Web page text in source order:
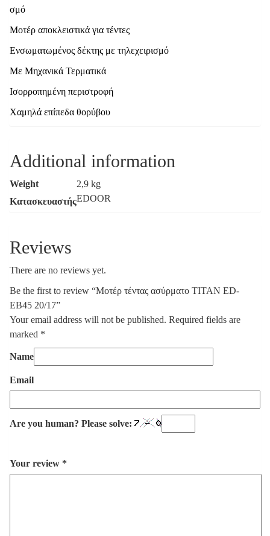
σμό
Μοτέρ αποκλειστικά για τέντες
Ενσωματωμένος δέκτης με τηλεχειρισμό
Με Μηχανικά Τερματικά
Ισορροπημένη περιστροφή
Χαμηλά επίπεδα θορύβου
Additional information
Weight
2,9 kg
ΚατασκευαστήςEDOOR
Reviews
There are no reviews yet.
Be the first to review “Μοτέρ τέντας ασύρματο TITAN ED-
ΕΒ45 20/17”
Your email address will not be published. Required fields are
marked *
Name
Email
Are you human? Please solve:
Your review *